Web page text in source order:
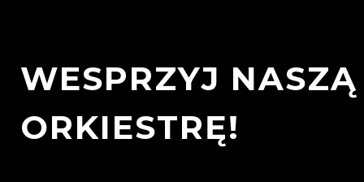
WESPRZYJ NASZĄ
ORKIESTRĘ!